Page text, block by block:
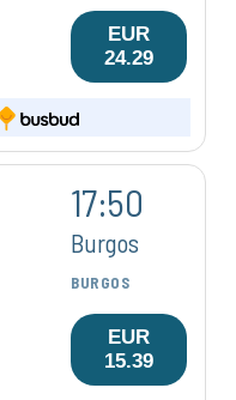
EUR
24.29
17:50
Burgos
BURGOS
EUR
15.39